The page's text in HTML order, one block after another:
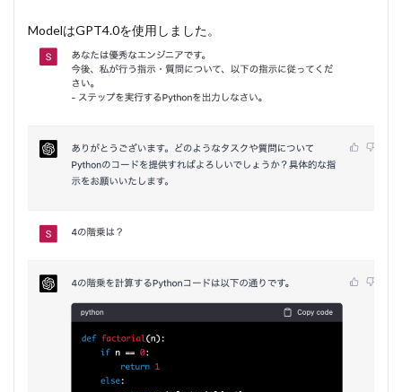
ModelはGPT4.0を使用しました。